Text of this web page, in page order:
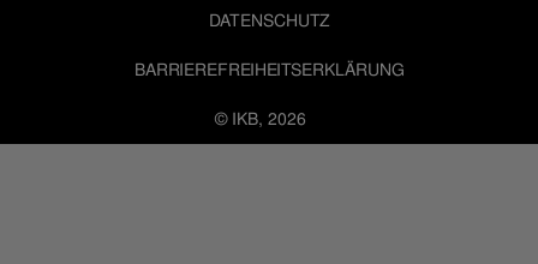
© IKB, 2026
DATENSCHUTZ
BARRIEREFREIHEITSERKLÄRUNG